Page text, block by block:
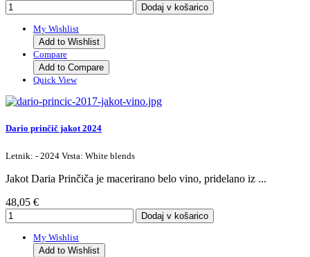
My Wishlist
Add to Wishlist
Compare
Add to Compare
Quick View
Dario prinčič jakot 2024
Letnik: - 2024 Vrsta: White blends
Jakot Daria Prinčiča je macerirano belo vino, pridelano iz ...
48,05 €
My Wishlist
Add to Wishlist